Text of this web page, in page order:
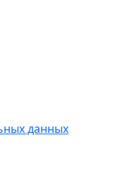
данных